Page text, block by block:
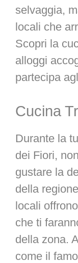
selvaggia,
locali che
Scopri la
alloggi
partecipa
Cucina
Durante la
dei Fiori,
gustare la
della
locali
che ti
della zona.
come il